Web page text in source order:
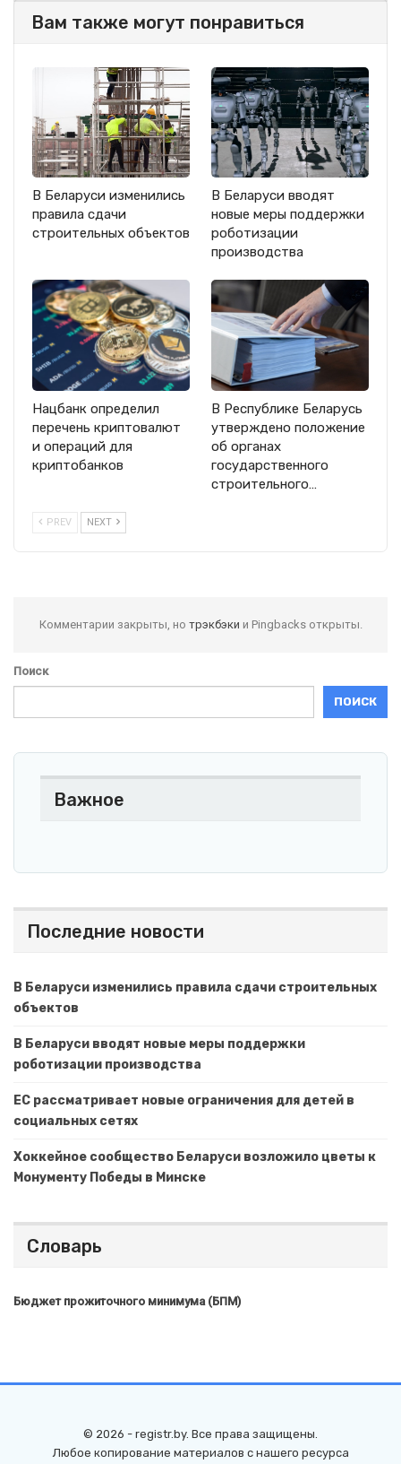
Вам также могут понравиться
В Беларуси изменились
правила сдачи
строительных объектов
В Беларуси вводят
новые меры поддержки
роботизации
производства
Нацбанк определил
перечень криптовалют
и операций для
криптобанков
В Республике Беларусь
утверждено положение
об органах
государственного
строительного…
PREV NEXT
Комментарии закрыты, но трэкбэки и Pingbacks открыты.
Поиск
ПОИСК
Важное
Последние новости
В Беларуси изменились правила сдачи строительных
объектов
В Беларуси вводят новые меры поддержки
роботизации производства
ЕС рассматривает новые ограничения для детей в
социальных сетях
Хоккейное сообщество Беларуси возложило цветы к
Монументу Победы в Минске
Словарь
Бюджет прожиточного минимума (БПМ)
© 2026 - registr.by. Все права защищены.
Любое копирование материалов с нашего ресурса